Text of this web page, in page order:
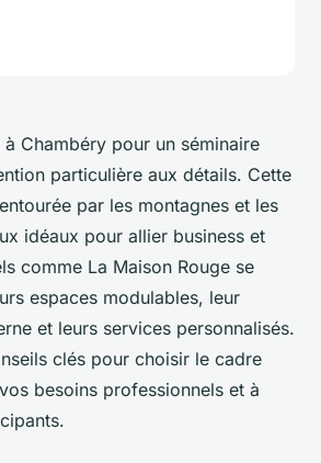
à Chambéry pour un séminaire
particulière aux détails. Cette
par les montagnes et les
idéaux pour allier business et
comme La Maison Rouge se
espaces modulables, leur
et leurs services personnalisés.
clés pour choisir le cadre
besoins professionnels et à